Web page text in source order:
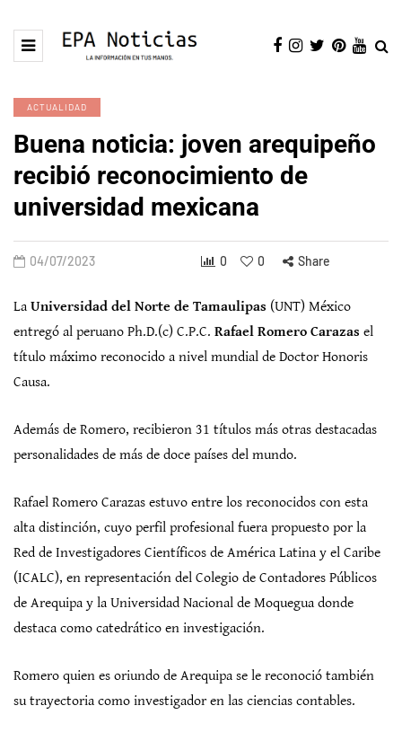
ACTUALIDAD
Buena noticia: joven arequipeño
recibió reconocimiento de
universidad mexicana
04/07/2023 0 0 Share
La Universidad del Norte de Tamaulipas (UNT) México
entregó al peruano Ph.D.(c) C.P.C. Rafael Romero Carazas el
título máximo reconocido a nivel mundial de Doctor Honoris
Causa.
Además de Romero, recibieron 31 títulos más otras destacadas
personalidades de más de doce países del mundo.
Rafael Romero Carazas estuvo entre los reconocidos con esta
alta distinción, cuyo perfil profesional fuera propuesto por la
Red de Investigadores Científicos de América Latina y el Caribe
(ICALC), en representación del Colegio de Contadores Públicos
de Arequipa y la Universidad Nacional de Moquegua donde
destaca como catedrático en investigación.
Romero quien es oriundo de Arequipa se le reconoció también
su trayectoria como investigador en las ciencias contables.